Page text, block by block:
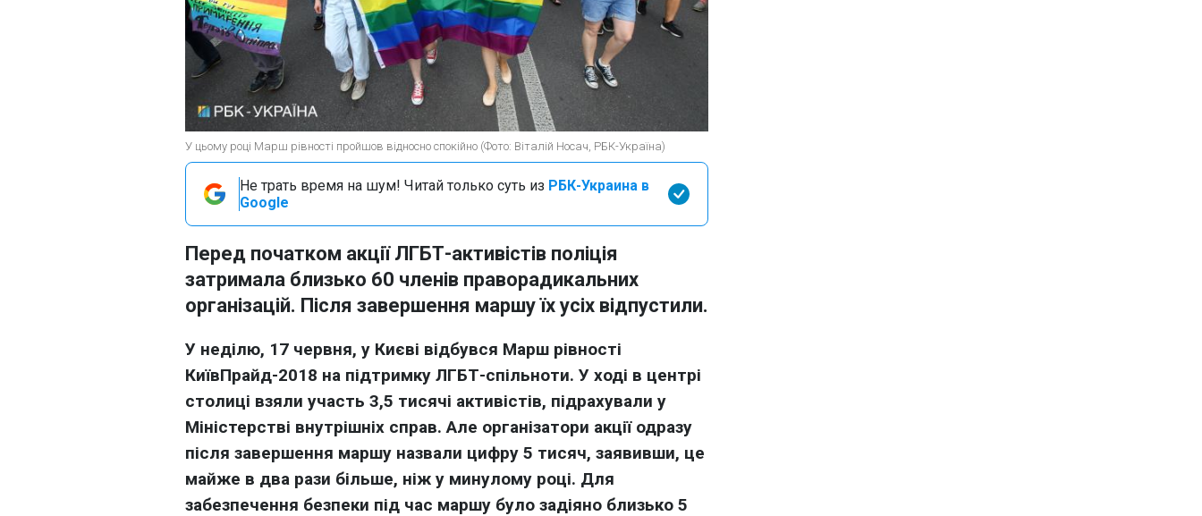
У цьому році Марш рівності пройшов відносно спокійно (Фото: Віталій Носач, РБК-Україна)
Не трать время на шум! Читай только суть из РБК-Украина в
Google
Перед початком акції ЛГБТ-активістів поліція
затримала близько 60 членів праворадикальних
організацій. Після завершення маршу їх усіх відпустили.
У неділю, 17 червня, у Києві відбувся Марш рівності
КиївПрайд-2018 на підтримку ЛГБТ-спільноти. У ході в центрі
столиці взяли участь 3,5 тисячі активістів, підрахували у
Міністерстві внутрішніх справ. Але організатори акції одразу
після завершення маршу назвали цифру 5 тисяч, заявивши, це
майже в два рази більше, ніж у минулому році. Для
забезпечення безпеки під час маршу було задіяно близько 5